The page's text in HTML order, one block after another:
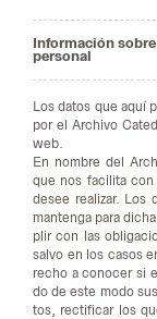
Información
personal
Los da­tos que aquí
por el Ar­chi­vo
web.
En nom­bre del
que nos fa­ci­li­ta
desee rea­li­zar. Los
man­ten­ga para
plir con las
sal­vo en los ca­sos
re­cho a co­no­cer si
do de este modo
tos, rec­ti­fi­car los